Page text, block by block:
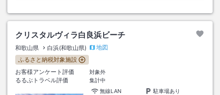
クリスタルヴィラ白良浜ビーチ
和歌山県 白浜(和歌山県)
地図
ふるさと納税対象施設
お客様アンケート評価
対象外
るるぶトラベル評価
集計中
無線LAN
駐車場あり